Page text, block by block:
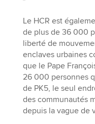
Le HCR est
de plus de 36 000
liberté de
enclaves urbaines
que le Pape
26 000 personnes
de PK5, le seul
des communautés
depuis la vague de